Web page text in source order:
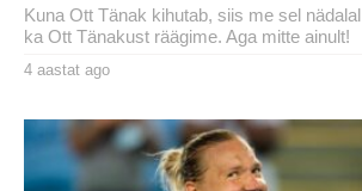
Kuna Ott Tänak kihutab, siis me sel
ka Ott Tänakust räägime. Aga mitte ainult!
karlj
4 aastat ago
s
t
a